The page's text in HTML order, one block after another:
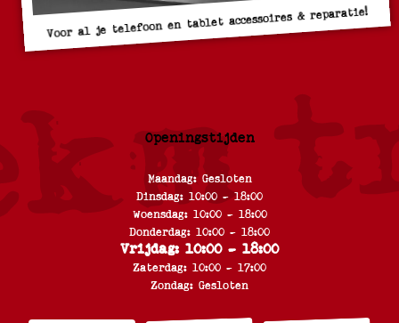
Voor al je telefoon en tablet accessoires & reparatie!
Openingstijden
Maandag: Gesloten
Dinsdag: 10:00 - 18:00
Woensdag: 10:00 - 18:00
Donderdag: 10:00 - 18:00
Vrijdag: 10:00 - 18:00
Zaterdag: 10:00 - 17:00
Zondag: Gesloten